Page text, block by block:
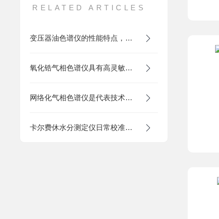
RELATED ARTICLES
变压器油色谱仪的性能特点，一看便知
氧化锆气相色谱仪具有高灵敏度、高选择性的特点
网络化气相色谱仪是代表技术发展水平的色谱仪
卡尔费休水分测定仪日常校准与故障排查技术